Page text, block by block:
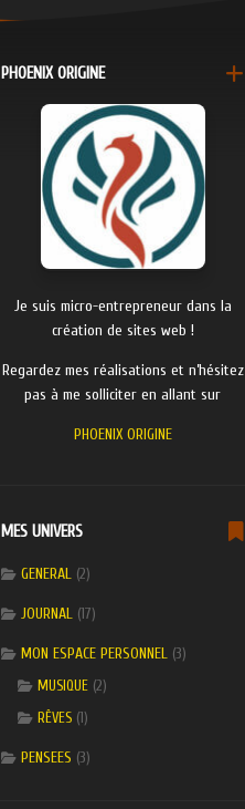
PHOENIX ORIGINE
Je suis micro-entrepreneur dans la
création de sites web !
Regardez mes réalisations et n’hésitez
pas à me solliciter en allant sur
PHOENIX ORIGINE
MES UNIVERS
GENERAL (2)
JOURNAL (17)
MON ESPACE PERSONNEL (3)
MUSIQUE (2)
RÊVES (1)
PENSEES (3)